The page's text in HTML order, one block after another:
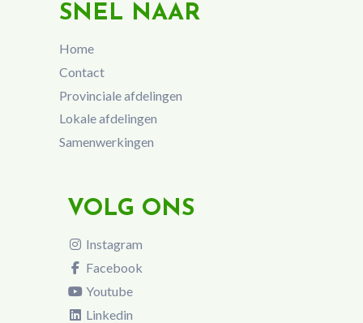
SNEL NAAR
Home
Contact
Provinciale afdelingen
Lokale afdelingen
Samenwerkingen
VOLG ONS
Instagram
Facebook
Youtube
Linkedin